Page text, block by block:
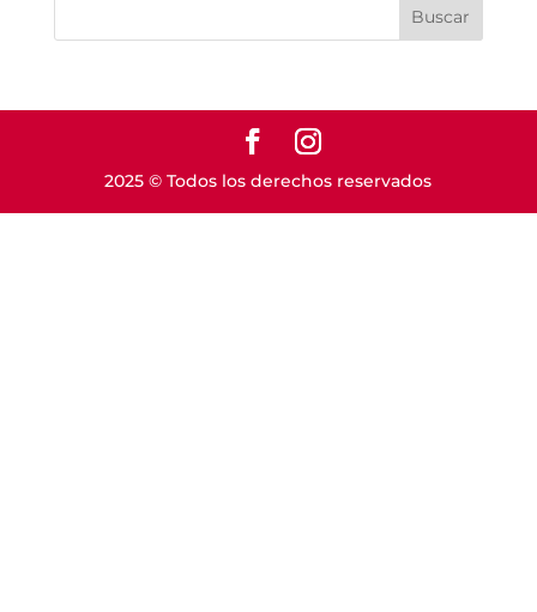
2025 © Todos los derechos reservados